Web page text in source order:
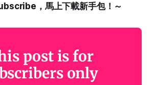
，馬上下載新手包！～
post is for
only